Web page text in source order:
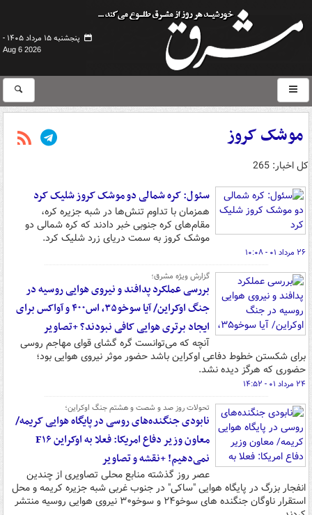
پنجشنبه ۱۵ مرداد ۱۴۰۵ -
Aug 6 2026
موشک کروز
کل اخبار: 265
سئول: کره شمالی دو موشک کروز شلیک کرد
همزمان با تداوم تنش‌ها در شبه جزیره کره،
مقام‌های کره جنوبی خبر دادند که کره شمالی دو
موشک کروز به سمت دریای زرد شلیک کرد.
۲۶ مرداد ۰۱ - ۱۰:۰۸
گزارش ویژه مشرق؛
بررسی عملکرد پدافند و نیروی هوایی روسیه در
جنگ اوکراین/ آیا سوخو۳۵، اس۴۰۰ و آواکس برای
ایجاد برتری هوایی کافی نبودند؟ +تصاویر
آنچه که می‌توانست گره گشای قوای مهاجم روسی
برای شکستن خطوط دفاعی اوکراین باشد حضور موثر نیروی هوایی بود؛
حضوری که هرگز دیده نشد.
۲۴ مرداد ۰۱ - ۱۴:۵۲
تحولات روز صد و شصت و هشتم جنگ اوکراین؛
نابودی جنگنده‌های روسی در پایگاه هوایی کریمه/
معاون وزیر دفاع امریکا: فعلا به اوکراین F۱۶
نمی‌دهیم! +نقشه و تصاویر
عصر روز گذشته منابع محلی تصاویری از چندین
انفجار بزرگ در پایگاه هوایی "ساکی" در جنوب غربی شبه جزیره کریمه و محل
استقرار ناوگان جنگنده های سوخو۲۴ و سوخو۳۰ نیروی هوایی روسیه منتشر